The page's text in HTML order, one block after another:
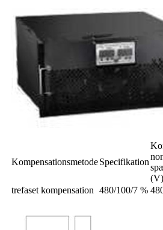
KompensationsmetodeSpecifikation
(V)
trefaset kompensation 480/100/7 %